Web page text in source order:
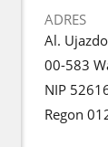
ADRES
Al.
00-583
NIP
Regon